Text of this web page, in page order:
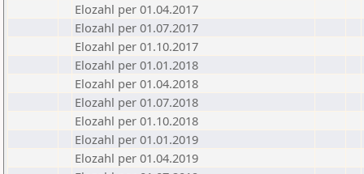
Elozahl per 01.04.2017
Elozahl per 01.07.2017
Elozahl per 01.10.2017
Elozahl per 01.01.2018
Elozahl per 01.04.2018
Elozahl per 01.07.2018
Elozahl per 01.10.2018
Elozahl per 01.01.2019
Elozahl per 01.04.2019